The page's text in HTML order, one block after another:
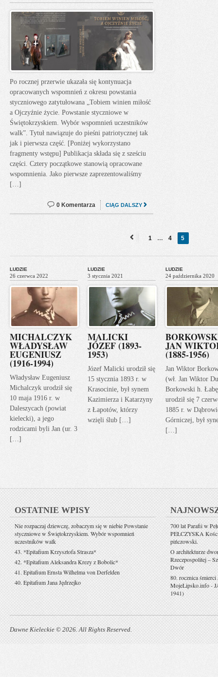
Po rocznej przerwie ukazała się kontynuacja
opracowanych wspomnień z okresu powstania
styczniowego zatytułowana „Tobiem winien miłość
a Ojczyźnie życie. Powstanie styczniowe w
Świętokrzyskiem. Wybór wspomnień uczestników
walk”. Tytuł nawiązuje do pieśni patriotycznej tak
jak i pierwsza część. [Poniżej wykorzystano
fragmenty wstępu] Publikacja składa się z sześciu
części. Cztery początkowe stanowią opracowane
wspomnienia. Jako pierwsze zaprezentowaliśmy
[…]
CIĄG DALSZY
0 Komentarza
Previous
1 … 4 5
LUDZIE
26 czerwca 2022
MICHALCZYK
WŁADYSŁAW
EUGENIUSZ
(1916-1994)
Władysław Eugeniusz
Michalczyk urodził się
10 maja 1916 r. w
Daleszycach (powiat
kielecki), a jego
rodzicami byli Jan (ur. 3
[…]
LUDZIE
3 stycznia 2021
MALICKI
JÓZEF (1893-
1953)
Józef Malicki urodził się
15 stycznia 1893 r. w
Krasocinie, był synem
Kazimierza i Katarzyny
z Łapotów, którzy
wzięli ślub […]
LUDZIE
24 października 2020
JAN
(1885-1956)
Jan Wiktor
(wł. Jan Wiktor
Borkowski h.
urodził się 7
1885 r. w
Górniczej, był
[…]
OSTATNIE WPISY
Nie rozpaczaj dziewczę, zobaczym się w niebie Powstanie
styczniowe w Świętokrzyskiem. Wybór wspomnień
uczestników walk
43. *Epitafium Krzysztofa Strasza*
42. *Epitafium Aleksandra Krezy z Bobolic*
41. Epitafium Ernsta Wilhelma von Derfelden
40. Epitafium Jana Jędrzejko
700 lat Parafii w
PEŁCZYSKA
pińczowski.
O architekturze
Rzeczpospolitej –
Dwór
80. rocznica
MojeLipsko.info-
1941)
Dawne Kieleckie © 2026. All Rights Reserved.